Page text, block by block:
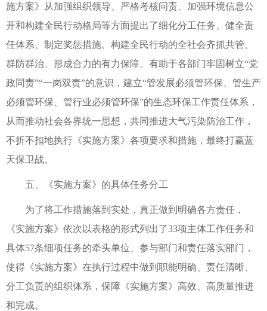
施方案》从加强组织领导、严格考核问责、加强环境信息公
开和构建全民行动格局等方面提出了细化分工任务、健全责
任体系、制定奖惩措施、构建全民行动的全社会齐抓共管、
群防群治、形成合力的有力保障。有助于各部门牢固树立“党
政同责”“一岗双责”的意识，建立“管发展必须管环保、管生产
必须管环保、管行业必须管环保”的生态环保工作责任体系，
从而推动社会各界统一思想，共同推进大气污染防治工作，
不折不扣地执行《实施方案》各项要求和措施，最终打赢蓝
天保卫战。
五、《实施方案》的具体任务分工
为了将工作措施落到实处，真正做到明确各方责任，
《实施方案》依次以表格的形式列出了33项主体工作任务和
具体57条细项任务的牵头单位、参与部门和责任落实部门，
使得《实施方案》在执行过程中做到职能明确、责任清晰、
分工负责的组织体系，保障《实施方案》高效、高质量推进
和完成。